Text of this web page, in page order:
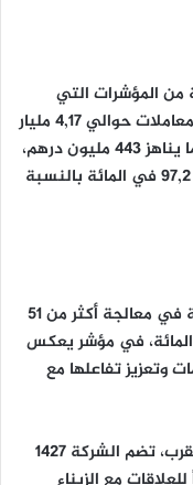
المؤشرات التي
تعكس تطور أداء الشركة، حيث بلغ رقم المعاملات حوالي 4,17 مليار
درهم، فيما سجل فائض الاستغلال الخام ما يناهز 443 مليون درهم،
مع تحقيق نسب استخلاص مرتفعة بلغت 97,2 في المائة بالنسبة
كما أبرزت المعطيات المقدمة نجاح الشركة في معالجة أكثر من 51
بنسبة إنجاز قاربت 99,79 في المائة، في مؤشر يعكس
تفاعلها مع
وعلى مستوى الموارد البشرية وخدمات القرب، تضم الشركة 1427